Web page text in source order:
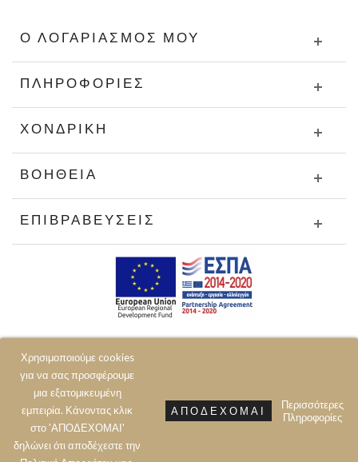
Χρησιμοποιούμε cookies
για να σας προσφέρουμε
μια εξατομικευμένη
εμπειρία. Κάνοντας κλικ
στο 'ΑΠΟΔΕΧΟΜΑΙ'
δηλώνει ότι αποδέχεστε την
ΑΠΟΔΈΧΟΜΑΙ
Περισσότερες
Πληροφορίες
Ο ΛΟΓΑΡΙΑΣΜΌΣ ΜΟΥ
ΠΛΗΡΟΦΟΡΊΕΣ
ΧΟΝΔΡΙΚΉ
ΒΟΉΘΕΙΑ
ΕΠΙΒΡΑΒΕΎΣΕΙΣ
© 2020 JOIN CLOTHES SA. ALL RIGHTS RESERVED